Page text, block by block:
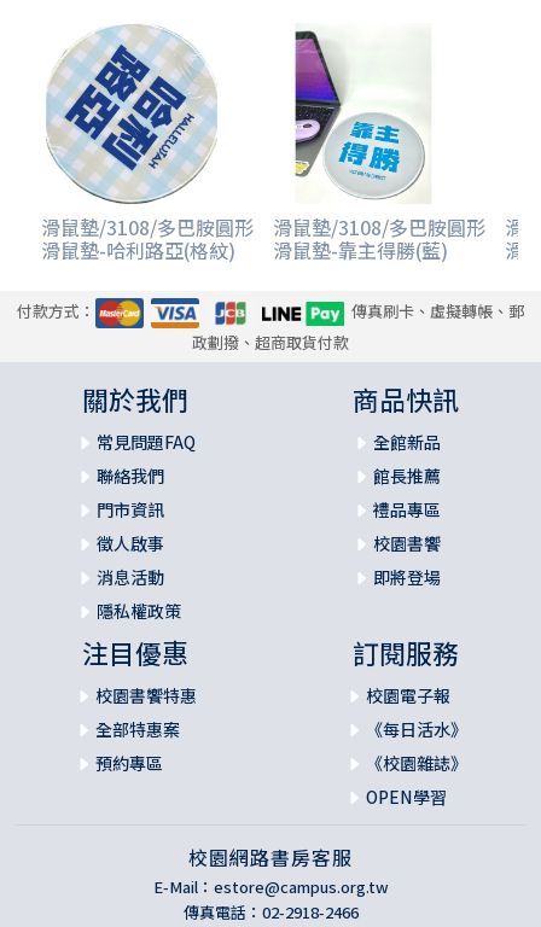
滑鼠墊/3108/多巴胺圓形
滑鼠墊-哈利路亞(格紋)
滑鼠墊/3108/多巴胺圓形
滑鼠墊-靠主得勝(藍)
滑
滑
付款方式：
傳真刷卡、虛擬轉帳、郵
政劃撥、超商取貨付款
關於我們
常見問題FAQ
聯絡我們
門市資訊
徵人啟事
消息活動
隱私權政策
商品快訊
全館新品
館長推薦
禮品專區
校園書饗
即將登場
注目優惠
校園書饗特惠
全部特惠案
預約專區
訂閱服務
校園電子報
《每日活水》
《校園雜誌》
OPEN學習
校園網路書房客服
E-Mail： estore@campus.org.tw
傳真電話：02-2918-2466